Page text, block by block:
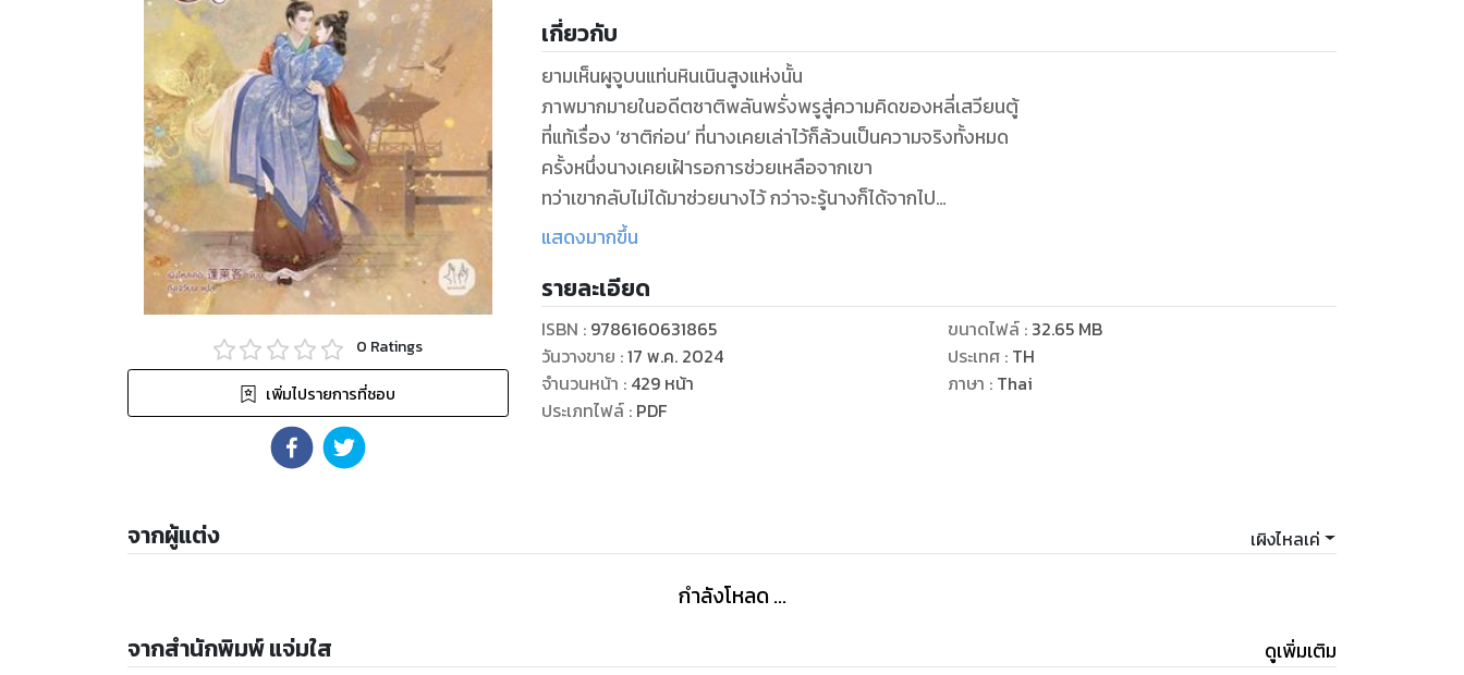
0 Ratings
เพิ่มไปรายการที่ชอบ
เกี่ยวกับ
ยามเห็นผูจูบนแท่นหินเนินสูงแห่งนั้น
ภาพมากมายในอดีตชาติพลันพรั่งพรูสู่ความคิดของหลี่เสวียนตู้
ที่แท้เรื่อง ‘ชาติก่อน’ ที่นางเคยเล่าไว้ก็ล้วนเป็นความจริงทั้งหมด
ครั้งหนึ่งนางเคยเฝ้ารอการช่วยเหลือจากเขา
ทว่าเขากลับไม่ได้มาช่วยนางไว้ กว่าจะรู้นางก็ได้จากไป
เหลือเพียงความรู้สึกผิดและช่องว่างภายในใจเขาตลอดชีวิตที่เหลือ
ชาตินี้คือโอกาสใหม่ เขาคือบุรุษที่นางแต่งงานด้วย
เขาจะขจัดภยันตรายทุกอย่างออกไป
มอบตำแหน่งฮองเฮาให้แก่นาง และให้นางกำเนิดลูกน้อยแก่เขา
จับจูงมือกันไปชั่วนิรันดร์ ชดเชยช่วงเวลาที่ทั้งสองแยกจากมาแล้วชาติหนึ่ง
แสดงมากขึ้น
รายละเอียด
ISBN : 9786160631865
วันวางขาย :17 พ.ค. 2024
จำนวนหน้า : 429 หน้า
ประเภทไฟล์: PDF
ขนาดไฟล์: 32.65 MB
ประเทศ : TH
ภาษา : Thai
จากผู้แต่ง เผิงไหลเค่
กำลังโหลด ...
จากสำนักพิมพ์ แจ่มใส ดูเพิ่มเติม